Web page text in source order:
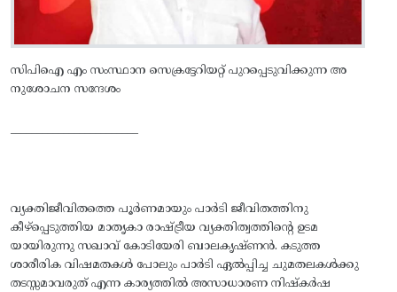
സിപിഐ എം സംസ്ഥാന സെക്രട്ടേറിയറ്റ്‌ പുറപ്പെടുവിക്കുന്ന അ
നുശോചന സന്ദേശം
വ്യക്തിജീവിതത്തെ പൂര്‍ണമായും പാര്‍ടി ജീവിതത്തിനു
കീഴ്‌പ്പെടുത്തിയ മാതൃകാ രാഷ്ട്രീയ വ്യക്തിത്വത്തിന്റെ ഉടമ
യായിരുന്നു സഖാവ് കോടിയേരി ബാലകൃഷ്‌ണന്‍. കടുത്ത
ശാരീരിക വിഷമതകള്‍ പോലും പാര്‍ടി ഏല്‍പ്പിച്ച ചുമതലകള്‍ക്കു
തടസ്സമാവരുത്‌ എന്ന കാര്യത്തില്‍ അസാധാരണ നിഷ്‌കര്‍ഷ